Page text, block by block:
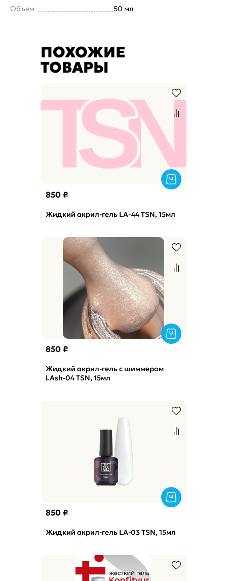
Объем
50 мл
ПОХОЖИЕ
ТОВАРЫ
850 ₽
Жидкий акрил-гель LA-44 TSN, 15мл
850 ₽
Жидкий акрил-гель с шиммером
LAsh-04 TSN, 15мл
850 ₽
Жидкий акрил-гель LA-03 TSN, 15мл